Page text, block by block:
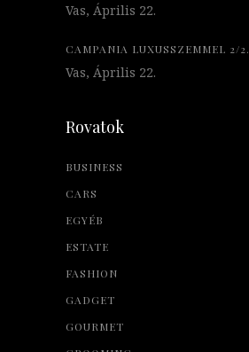
Vas, Április 22.
CAMPANIA LUXUSSZEMMEL 2/2.
Vas, Április 22.
Rovatok
BUSINESS
CARS
EGYÉB
ESTATE
FASHION
GADGET
GOURMET